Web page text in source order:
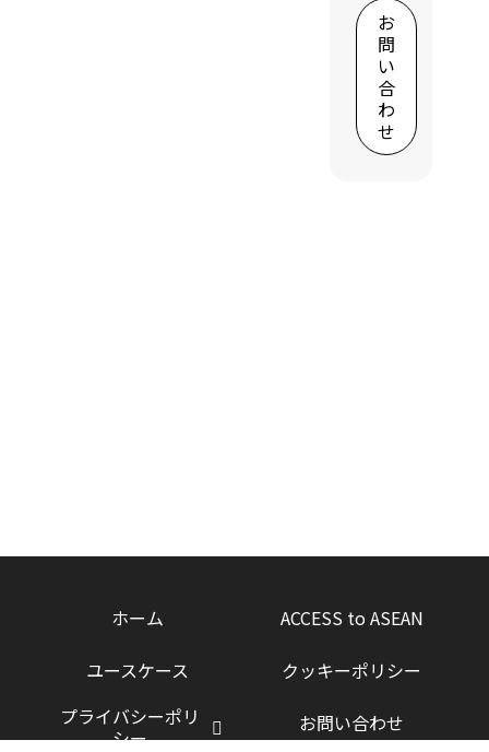
お
問
い
合
わ
せ
ホーム
ACCESS to ASEAN
ユースケース
クッキーポリシー
プライバシーポリ
シー
お問い合わせ